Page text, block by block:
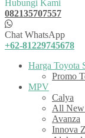
Hubungi Kami
082135707557
Chat WhatsApp
+62-81229745678
Harga Toyota
Promo
MPV
Calya
All
Avanza
Innova